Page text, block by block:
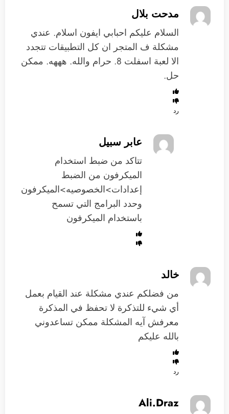
مدحت بلال
السلام عليكم احبابي ايفون اسلام. عندي
مشكلة ف المتجر ان كل التطبيقات تتجدد
الا لعبة اسفلت 8. حرام والله. هههه. ممكن
حل.
رد
عابر سبيل
تتاكد من ضبط استخدام
الميكرفون من الضبط
إعدادات>الخصوصيه>الميكرفون
وحدد البرامج التي تسمح
باستخدام الميكرفون
خالد
من فضلكم عندي مشكلة عند القيام بعمل
أي شيء للتذكرة لا تحفظ في المذكرة
معرفش آيه المشكلة ممكن تساعدوني
بالله عليكم
رد
Ali.Draz